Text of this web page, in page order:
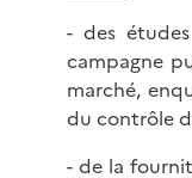
- des
campagne
marché,
du contrôle
- de la